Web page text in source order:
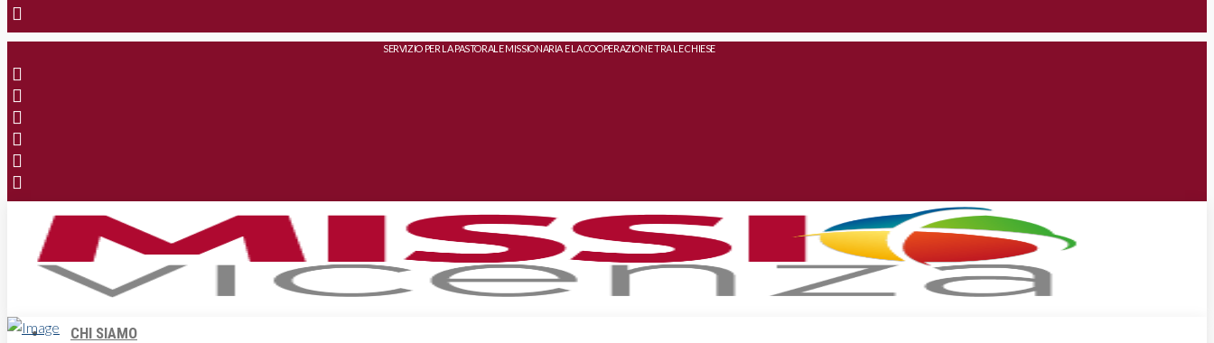
SERVIZIO PER LA PASTORALE MISSIONARIA E LA COOPERAZIONE TRA LE CHIESE
CHI SIAMO